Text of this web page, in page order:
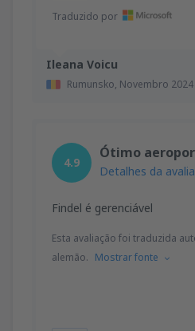
Ileana Voicu
Rumunsko, Novembro 2024
Traduzido por
4.9
Ótimo
Detalhes da
Findel é gerenciável
Esta avaliação foi traduzida
alemão. Mostrar fonte